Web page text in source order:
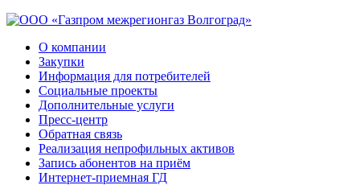
О компании
Закупки
Информация для потребителей
Социальные проекты
Дополнительные услуги
Пресс-центр
Обратная связь
Реализация непрофильных активов
Запись абонентов на приём
Интернет-приемная ГД